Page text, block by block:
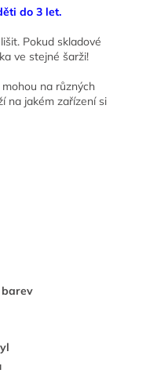
do 3 let.
Pokud skladové
ve stejné šarži!
na různých
na jakém zařízení si
barev